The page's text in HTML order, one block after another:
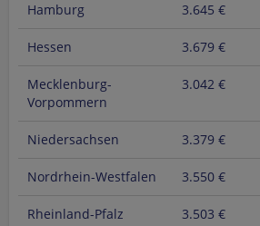
Hamburg 3.645 €
Hessen 3.679 €
Mecklenburg-
Vorpommern
3.042 €
Niedersachsen 3.379 €
Nordrhein-Westfalen 3.550 €
Rheinland-Pfalz 3.503 €